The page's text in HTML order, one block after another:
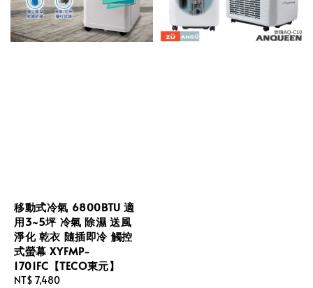
移動式冷氣 6800BTU 適
用3~5坪 冷氣 除濕 送風
淨化 乾衣 隨插即冷 觸控
式螢幕 XYFMP-
1701FC【TECO東元】
Regular
NT$ 7,480